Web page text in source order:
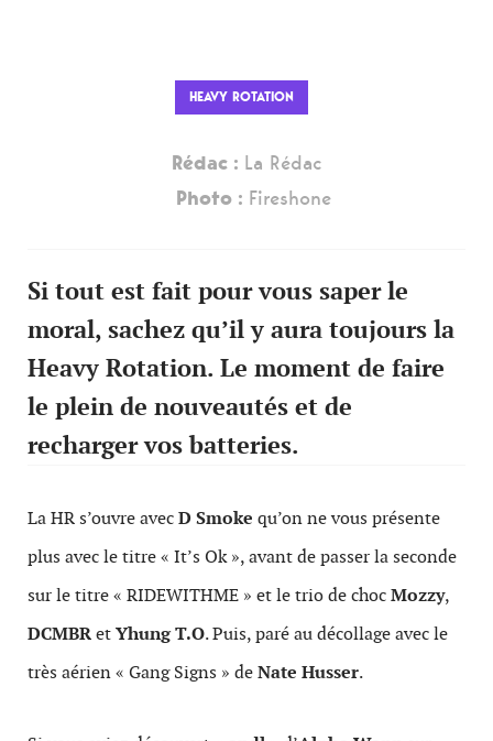
HEAVY ROTATION
Rédac : La Rédac
Photo : Fireshone
Si tout est fait pour vous saper le
moral, sachez qu’il y aura toujours la
Heavy Rotation. Le moment de faire
le plein de nouveautés et de
recharger vos batteries.
La HR s’ouvre avecD Smoke qu’on ne vous présente
plus avec le titre « It’s Ok », avant de passer la seconde
sur le titre « RIDEWITHME » et le trio de chocMozzy,
DCMBRetYhung T.O. Puis, paré au décollage avec le
très aérien « Gang Signs » deNate Husser.